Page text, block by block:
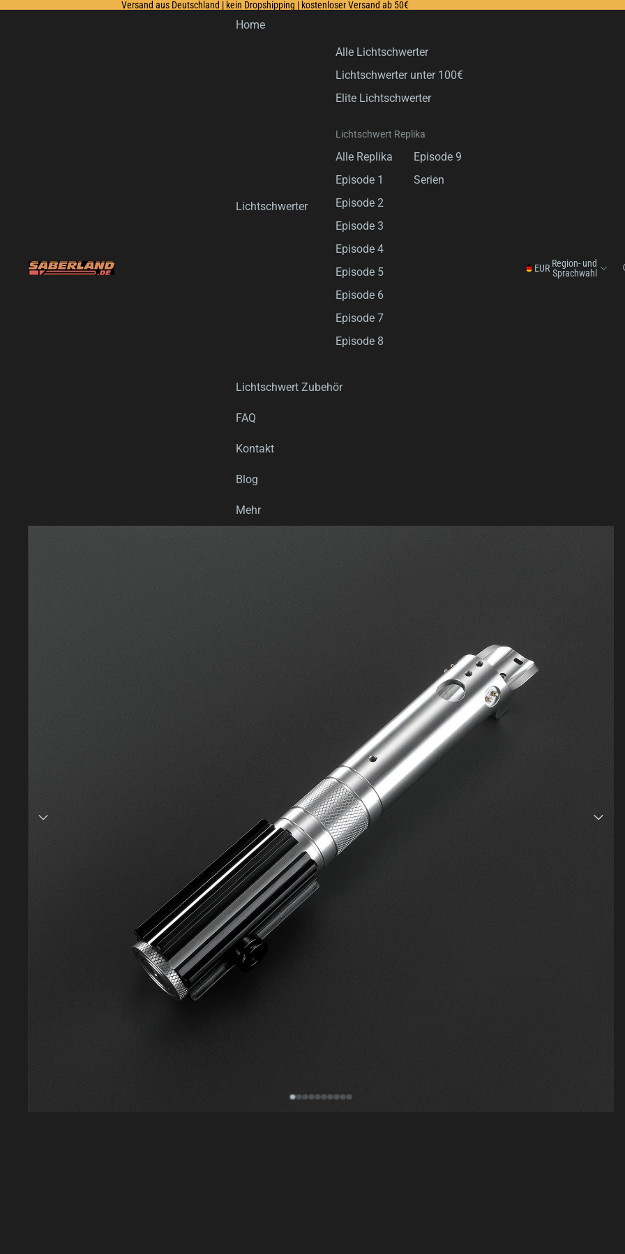
Versand aus Deutschland | kein Dropshipping | kostenloser Versand ab 50€
Home
Lichtschwerter
Alle Lichtschwerter
Lichtschwerter unter 100€
Elite Lichtschwerter
Lichtschwert Replika
Alle Replika
Episode 1
Episode 2
Episode 3
Episode 4
Episode 5
Episode 6
Episode 7
Episode 8
Episode 9
Serien
Lichtschwert Zubehör
FAQ
Kontakt
Blog
Mehr
EUR Region- und
Sprachwahl